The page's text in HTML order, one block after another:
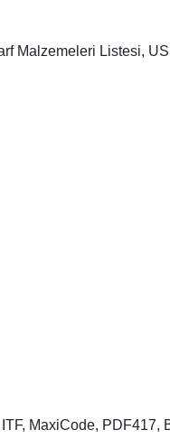
Malzemeleri Listesi,
MaxiCode, PDF417,